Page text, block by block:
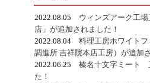
2022.08.05 ウィンズアーク工
店」が追加されました！
2022.08.04 料理工房ホワイト
調進所 吉祥院本店工房）が追加
2022.06.25 榛名十文字ミート
た！